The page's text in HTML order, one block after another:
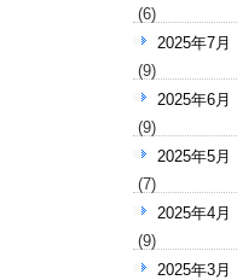
(6)
2025年7月
(9)
2025年6月
(9)
2025年5月
(7)
2025年4月
(9)
2025年3月